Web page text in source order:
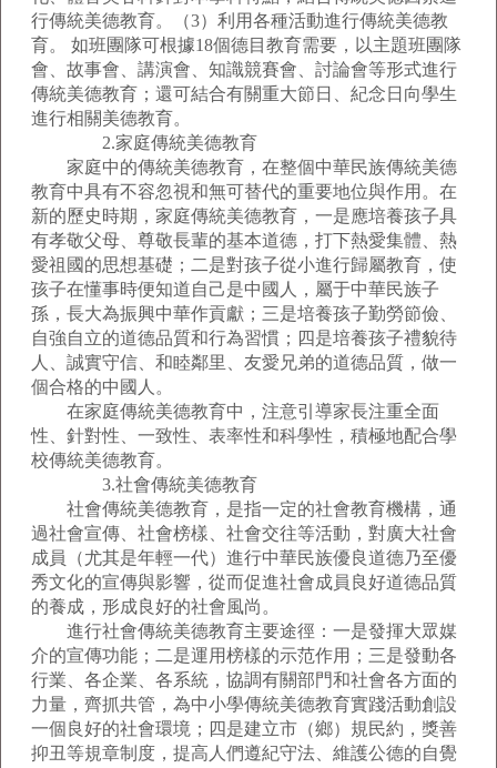
行傳統美德教育。（3）利用各種活動進行傳統美德教
育。 如班團隊可根據18個德目教育需要，以主題班團隊
會、故事會、講演會、知識競賽會、討論會等形式進行
傳統美德教育；還可結合有關重大節日、紀念日向學生
進行相關美德教育。
2.家庭傳統美德教育
家庭中的傳統美德教育，在整個中華民族傳統美德
教育中具有不容忽視和無可替代的重要地位與作用。在
新的歷史時期，家庭傳統美德教育，一是應培養孩子具
有孝敬父母、尊敬長輩的基本道德，打下熱愛集體、熱
愛祖國的思想基礎；二是對孩子從小進行歸屬教育，使
孩子在懂事時便知道自己是中國人，屬于中華民族子
孫，長大為振興中華作貢獻；三是培養孩子勤勞節儉、
自強自立的道德品質和行為習慣；四是培養孩子禮貌待
人、誠實守信、和睦鄰里、友愛兄弟的道德品質，做一
個合格的中國人。
在家庭傳統美德教育中，注意引導家長注重全面
性、針對性、一致性、表率性和科學性，積極地配合學
校傳統美德教育。
3.社會傳統美德教育
社會傳統美德教育，是指一定的社會教育機構，通
過社會宣傳、社會榜樣、社會交往等活動，對廣大社會
成員（尤其是年輕一代）進行中華民族優良道德乃至優
秀文化的宣傳與影響，從而促進社會成員良好道德品質
的養成，形成良好的社會風尚。
進行社會傳統美德教育主要途徑：一是發揮大眾媒
介的宣傳功能；二是運用榜樣的示范作用；三是發動各
行業、各企業、各系統，協調有關部門和社會各方面的
力量，齊抓共管，為中小學傳統美德教育實踐活動創設
一個良好的社會環境；四是建立市（鄉）規民約，獎善
抑丑等規章制度，提高人們遵紀守法、維護公德的自覺